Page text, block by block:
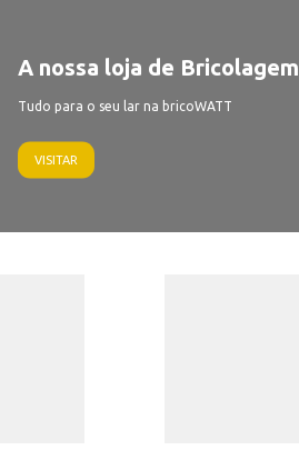
A nossa loja de Bricolagem
Tudo para o seu lar na bricoWATT
VISITAR